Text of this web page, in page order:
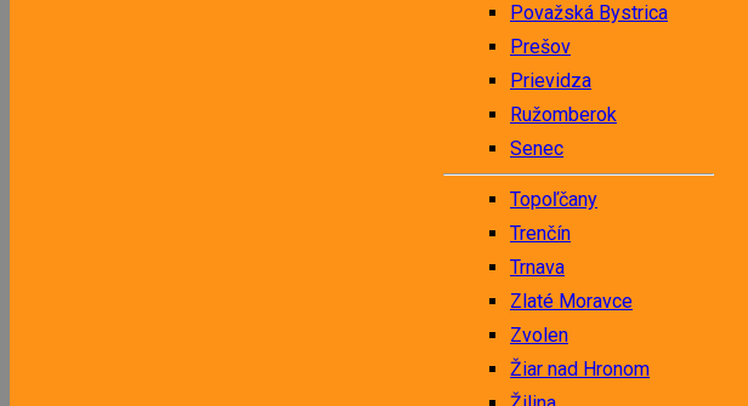
Považská Bystrica
Prešov
Prievidza
Ružomberok
Senec
Topoľčany
Trenčín
Trnava
Zlaté Moravce
Zvolen
Žiar nad Hronom